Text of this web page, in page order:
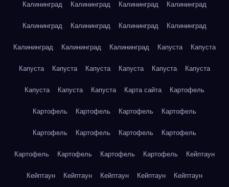
Калининград Калининград Калининград Калининград
Калининград Калининград Калининград Калининград
Калининград Калининград Калининград Капуста Капуста
Капуста Капуста Капуста Капуста Капуста Капуста
Капуста Капуста Капуста Карта сайта Картофель
Картофель Картофель Картофель Картофель
Картофель Картофель Картофель Картофель
Картофель Картофель Картофель Картофель Кейптаун
Кейптаун Кейптаун Кейптаун Кейптаун Кейптаун